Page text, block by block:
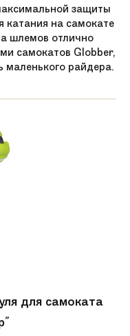
защиты
катания на самокате
шлемов отлично
самокатов Globber,
маленького райдера.
для самоката